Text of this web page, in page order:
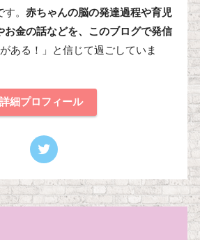
。 赤ちゃんの脳の発達過程や育児
お金の話などを、このブログで発信
ある！」と信じて過ごしていま
詳細プロフィール